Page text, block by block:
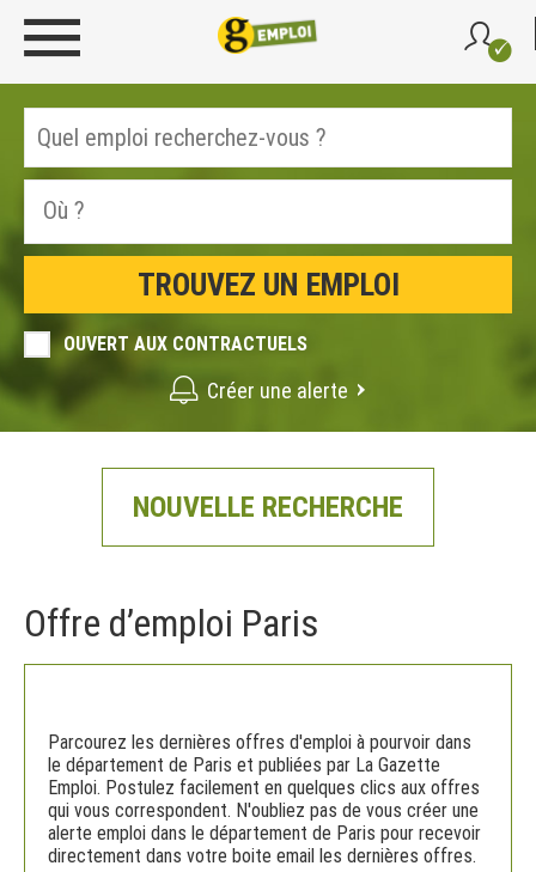
OUVERT AUX CONTRACTUELS
Créer une alerte
NOUVELLE RECHERCHE
Offre d’emploi Paris
Parcourez les dernières offres d'emploi à pourvoir dans
le département de Paris et publiées par La Gazette
Emploi. Postulez facilement en quelques clics aux offres
qui vous correspondent. N'oubliez pas de vous créer une
alerte emploi dans le département de Paris pour recevoir
directement dans votre boite email les dernières offres.